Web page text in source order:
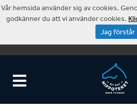
Vår hemsida använder sig av cookies.
godkänner du att vi använder cookies.
Jag förstår